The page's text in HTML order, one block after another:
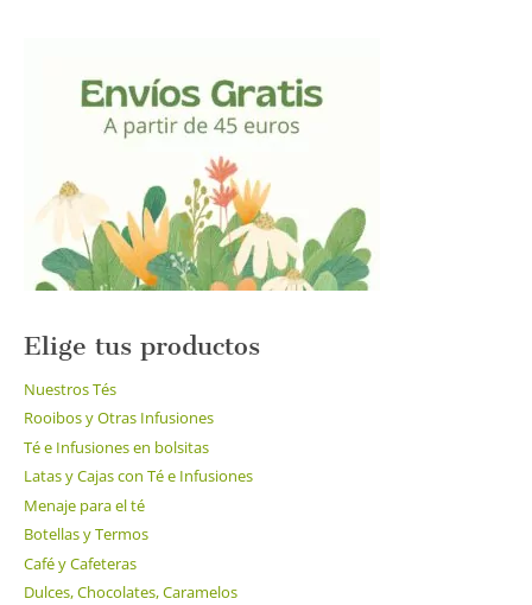
Elige tus productos
Nuestros Tés
Rooibos y Otras Infusiones
Té e Infusiones en bolsitas
Latas y Cajas con Té e Infusiones
Menaje para el té
Botellas y Termos
Café y Cafeteras
Dulces, Chocolates, Caramelos